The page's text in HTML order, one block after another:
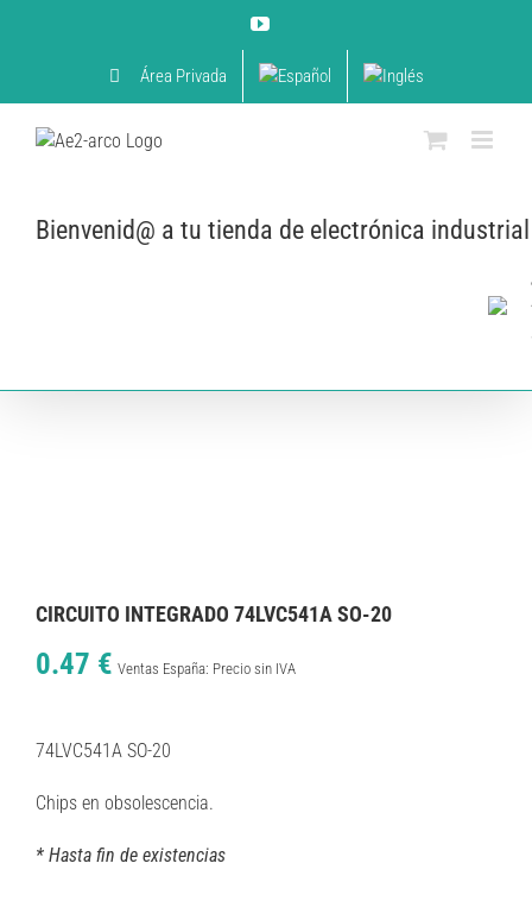
YouTube
Área Privada
Bienvenid@ a tu tienda de electrónica industrial
CIRCUITO INTEGRADO 74LVC541A SO-20
0.47 € Ventas España: Precio sin IVA
74LVC541A SO-20
Chips en obsolescencia.
* Hasta fin de existencias